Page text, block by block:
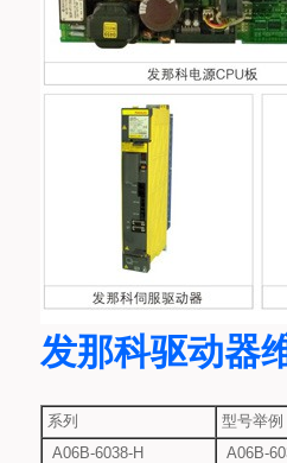
发那科驱动器
系列
型号举例
A06B-6038-H
A06B-